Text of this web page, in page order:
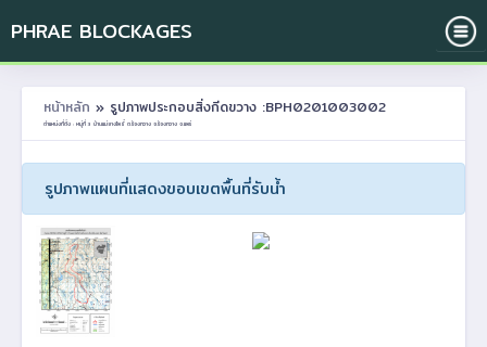
PHRAE BLOCKAGES
หน้าหลัก » รูปภาพประกอบสิ่งกีดขวาง :BPH0201003002
ตำแหน่งที่ตั้ง : หมู่ที่ 3 บ้านแม่ยางโพธิ์ ต.ร้องกวาง อ.ร้องกวาง จ.แพร่
รูปภาพแผนที่แสดงขอบเขตพื้นที่รับน้ำ